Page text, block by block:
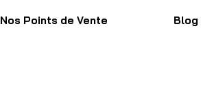
Nos Points de Vente Blog